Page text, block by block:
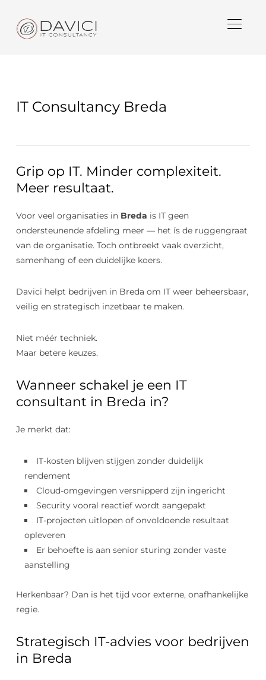
IT Consultancy Breda
Grip op IT. Minder complexiteit.
Meer resultaat.
Voor veel organisaties in Breda is IT geen
ondersteunende afdeling meer — het ís de ruggengraat
van de organisatie. Toch ontbreekt vaak overzicht,
samenhang of een duidelijke koers.
Davici helpt bedrijven in Breda om IT weer beheersbaar,
veilig en strategisch inzetbaar te maken.
Niet méér techniek.
Maar betere keuzes.
Wanneer schakel je een IT
consultant in Breda in?
Je merkt dat:
IT-kosten blijven stijgen zonder duidelijk
rendement
Cloud-omgevingen versnipperd zijn ingericht
Security vooral reactief wordt aangepakt
IT-projecten uitlopen of onvoldoende resultaat
opleveren
Er behoefte is aan senior sturing zonder vaste
aanstelling
Herkenbaar? Dan is het tijd voor externe, onafhankelijke
regie.
Strategisch IT-advies voor bedrijven
in Breda